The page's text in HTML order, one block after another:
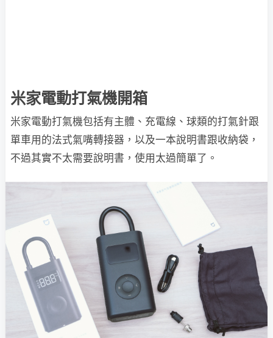
米家電動打氣機開箱
米家電動打氣機包括有主體、充電線、球類的打氣針跟
單車用的法式氣嘴轉接器，以及一本說明書跟收納袋，
不過其實不太需要說明書，使用太過簡單了。